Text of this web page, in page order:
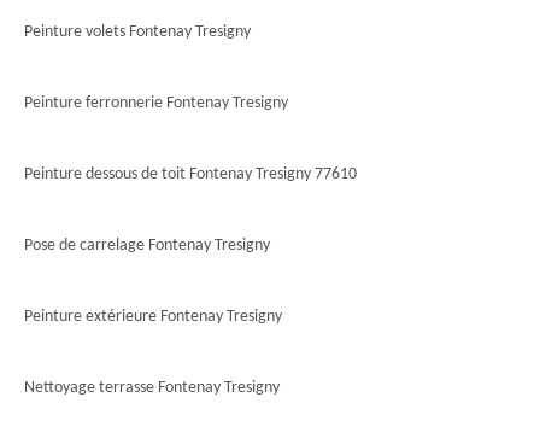
Peinture volets Fontenay Tresigny
Peinture ferronnerie Fontenay Tresigny
Peinture dessous de toit Fontenay Tresigny 77610
Pose de carrelage Fontenay Tresigny
Peinture extérieure Fontenay Tresigny
Nettoyage terrasse Fontenay Tresigny